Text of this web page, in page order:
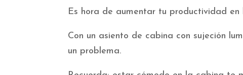
Es hora de aumentar tu productividad en
Con un asiento de cabina con sujeción
un problema.